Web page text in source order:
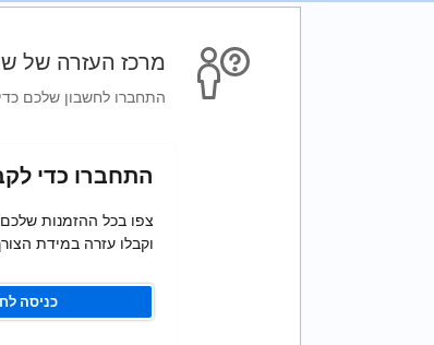
מרכז העזרה של
התחברו לחשבון שלכם
התחברו כדי
צפו בכל ההזמנות שלכם,
וקבלו עזרה במידת
כניסה